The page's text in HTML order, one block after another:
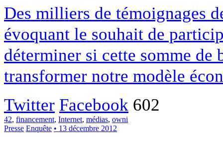
Des milliers de témoignages
évoquant le souhait de
déterminer si cette somme
transformer notre modèle
Twitter Facebook 602
42, financement, Internet, médias, owni
Presse Enquête • 13 décembre 2012